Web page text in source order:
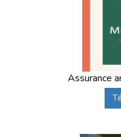
Assurance